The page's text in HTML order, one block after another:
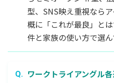
型、SNS映え重視なら
概に「これが最良」と
件と家族の使い方で選ん
ワークトライアングル